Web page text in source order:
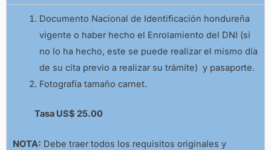
Documento Nacional de Identificación hondureña
vigente o haber hecho el Enrolamiento del DNI (si
no lo ha hecho, este se puede realizar el mismo día
de su cita previo a realizar su trámite) y pasaporte.
Fotografía tamaño carnet.
Tasa US$ 25.00
NOTA: Debe traer todos los requisitos originales y